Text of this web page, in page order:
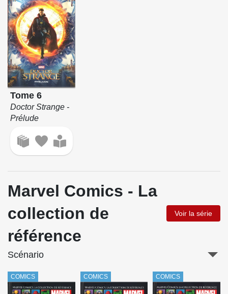
Tome 6
Doctor Strange -
Prélude
Marvel Comics - La
collection de
référence
Voir la série
Scénario
COMICS COMICS COMICS